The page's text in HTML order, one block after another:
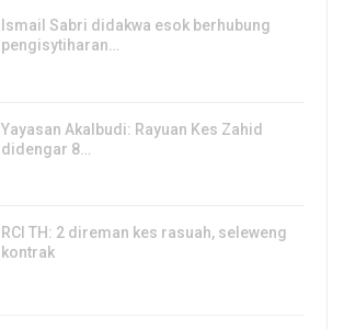
Ismail Sabri didakwa esok berhubung
pengisytiharan…
Yayasan Akalbudi: Rayuan Kes Zahid
didengar 8…
RCI TH: 2 direman kes rasuah, seleweng
kontrak